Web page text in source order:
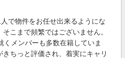
で物件をお任せ出来るようにな
こまで頻繁ではございません。
くメンバーも多数在籍していま
ちっと評価され、着実にキャリ